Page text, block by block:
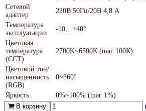
Сетевой
адаптер
220В 50Гц/20В 4,8 А
Температура
эксплуатации
-10…+40°
Цветовая
температура
(CCT)
2700K~6500К (шаг 100К)
Цветовой тон/
насыщенность
(RGB)
0~360°
Яркость
0%~100% (шаг 1%)
В корзину